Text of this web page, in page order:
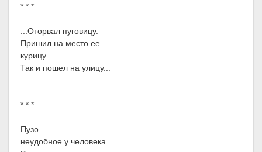
* * *
...Оторвал пуговицу.
Пришил на место ее
курицу.
Так и пошел на улицу...
* * *
Пузо
неудобное у человека.